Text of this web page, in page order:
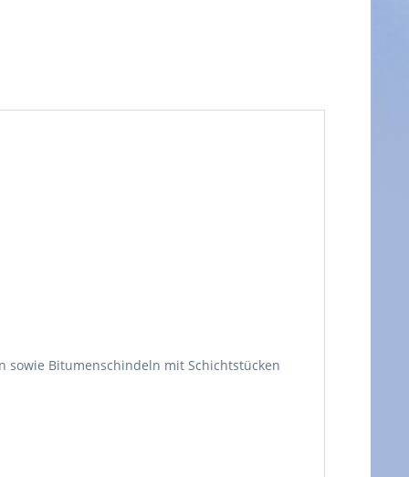
sowie Bitumenschindeln mit Schichtstücken